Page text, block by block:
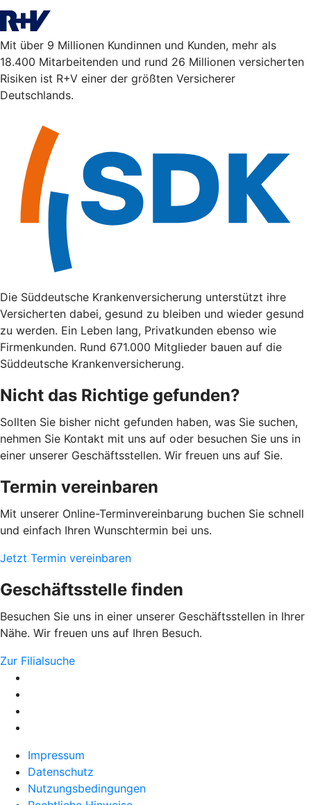
Mit über 9 Millionen Kundinnen und Kunden, mehr als
18.400 Mitarbeitenden und rund 26 Millionen versicherten
Risiken ist R+V einer der größten Versicherer
Deutschlands.
Die Süddeutsche Krankenversicherung unterstützt ihre
Versicherten dabei, gesund zu bleiben und wieder gesund
zu werden. Ein Leben lang, Privatkunden ebenso wie
Firmenkunden. Rund 671.000 Mitglieder bauen auf die
Süddeutsche Krankenversicherung.
Nicht das Richtige gefunden?
Sollten Sie bisher nicht gefunden haben, was Sie suchen,
nehmen Sie Kontakt mit uns auf oder besuchen Sie uns in
einer unserer Geschäftsstellen. Wir freuen uns auf Sie.
Termin vereinbaren
Mit unserer Online-Terminvereinbarung buchen Sie schnell
und einfach Ihren Wunschtermin bei uns.
Jetzt Termin vereinbaren
Geschäftsstelle finden
Besuchen Sie uns in einer unserer Geschäftsstellen in Ihrer
Nähe. Wir freuen uns auf Ihren Besuch.
Zur Filialsuche
Impressum
Datenschutz
Nutzungsbedingungen